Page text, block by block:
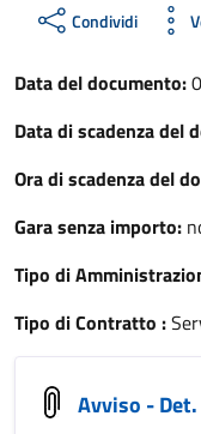
Condividi
Data del documento:
Data di scadenza del
Ora di scadenza del
Gara senza importo:
Tipo di
Tipo di Contratto :
Avviso -